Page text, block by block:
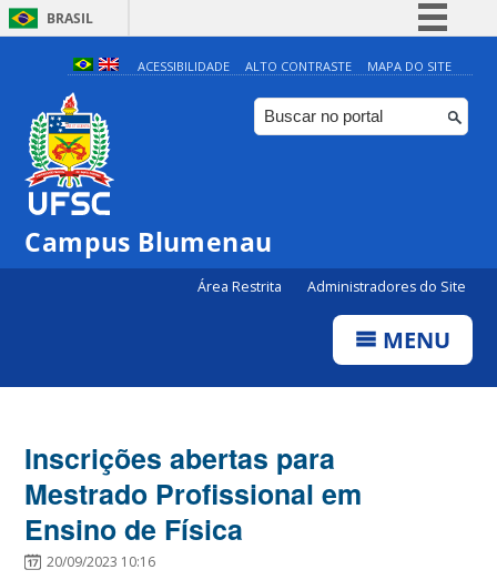
BRASIL
Simplifique!
Comunica BR
Participe
ACESSIBILIDADE ALTO CONTRASTE MAPA DO SITE
Campus Blumenau
Área Restrita Administradores do Site
MENU
Inscrições abertas para
Mestrado Profissional em
Ensino de Física
20/09/2023 10:16